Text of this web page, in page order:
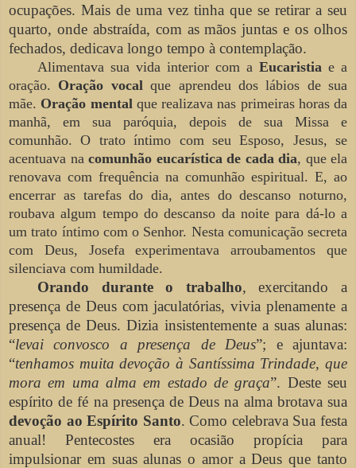
ocupações. Mais de uma vez tinha que se retirar a seu
quarto, onde abstraída, com as mãos juntas e os olhos
fechados, dedicava longo tempo à contemplação.
Alimentava sua vida interior com a Eucaristia e a
oração. Oração vocalque aprendeu dos lábios de sua
mãe. Oração mental que realizava nas primeiras horas da
manhã, em sua paróquia, depois de sua Missa e
comunhão. O trato íntimo com seu Esposo, Jesus, se
acentuava na comunhão eucarística de cada dia, que ela
renovava com frequência na comunhão espiritual. E, ao
encerrar as tarefas do dia, antes do descanso noturno,
roubava algum tempo do descanso da noite para dá-lo a
um trato íntimo com o Senhor. Nesta comunicação secreta
com Deus, Josefa experimentava arroubamentos que
silenciava com humildade.
Orando durante o trabalho, exercitando a
presença de Deus com jaculatórias, vivia plenamente a
presença de Deus. Dizia insistentemente a suas alunas:
“levai convosco a presença de Deus”; e ajuntava:
“tenhamos muita devoção à Santíssima Trindade, que
mora em uma alma em estado de graça”. Deste seu
espírito de fé na presença de Deus na alma brotava sua
devoção ao Espírito Santo. Como celebrava Sua festa
anual! Pentecostes era ocasião propícia para
impulsionar em suas alunas o amor a Deus que tanto